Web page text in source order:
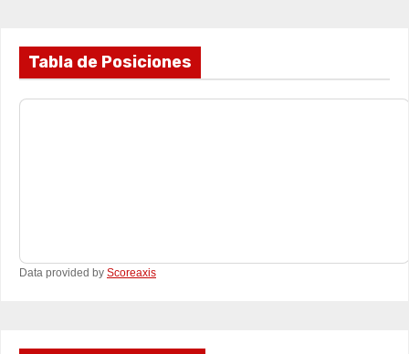
Tabla de Posiciones
Data provided by Scoreaxis